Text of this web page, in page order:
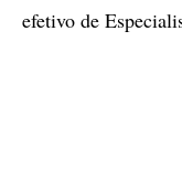
efetivo de